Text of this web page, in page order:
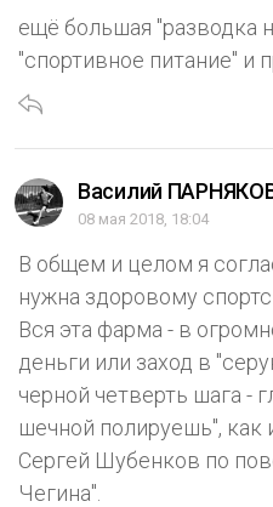
ещё большая "разводка
"спортивное питание" и
Василий
08 мая 2018, 18:04
В общем и целом я
нужна здоровому
Вся эта фарма - в
деньги или заход в
черной четверть шага -
шечной полируешь", как
Сергей Шубенков по
Чегина".